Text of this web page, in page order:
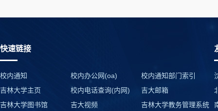
快速链接
校内通知 校内办公网(oa)
校内通知部门索引
吉林大学主页
校内电话查询(内网)
吉大邮箱
吉林大学图书馆
吉大视频 吉林大学教务管理系统